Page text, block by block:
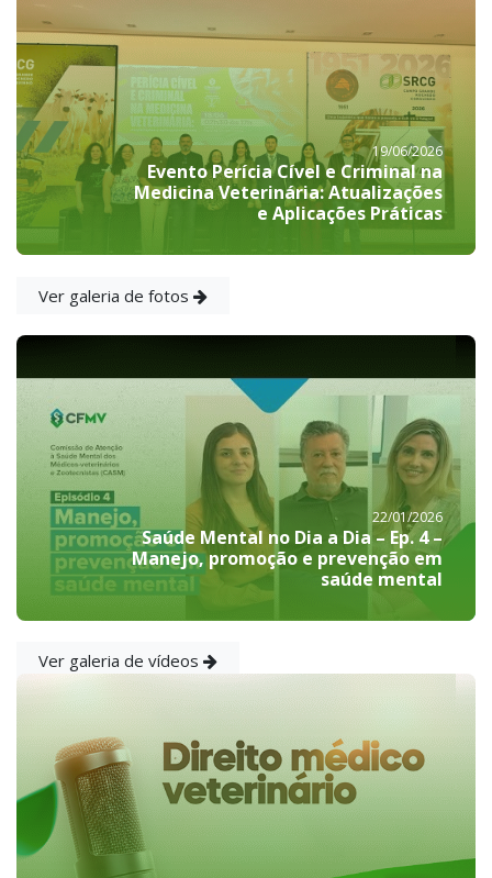
19/06/2026
Evento Perícia Cível e Criminal na
Medicina Veterinária: Atualizações
e Aplicações Práticas
Ver galeria de fotos
22/01/2026
Saúde Mental no Dia a Dia – Ep. 4 –
Manejo, promoção e prevenção em
saúde mental
Ver galeria de vídeos